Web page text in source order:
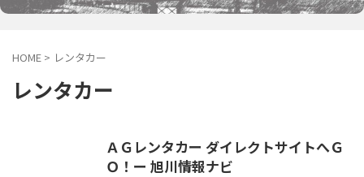
HOME > レンタカー
レンタカー
ＡＧレンタカー ダイレクトサイトへＧ
Ｏ！ー 旭川情報ナビ